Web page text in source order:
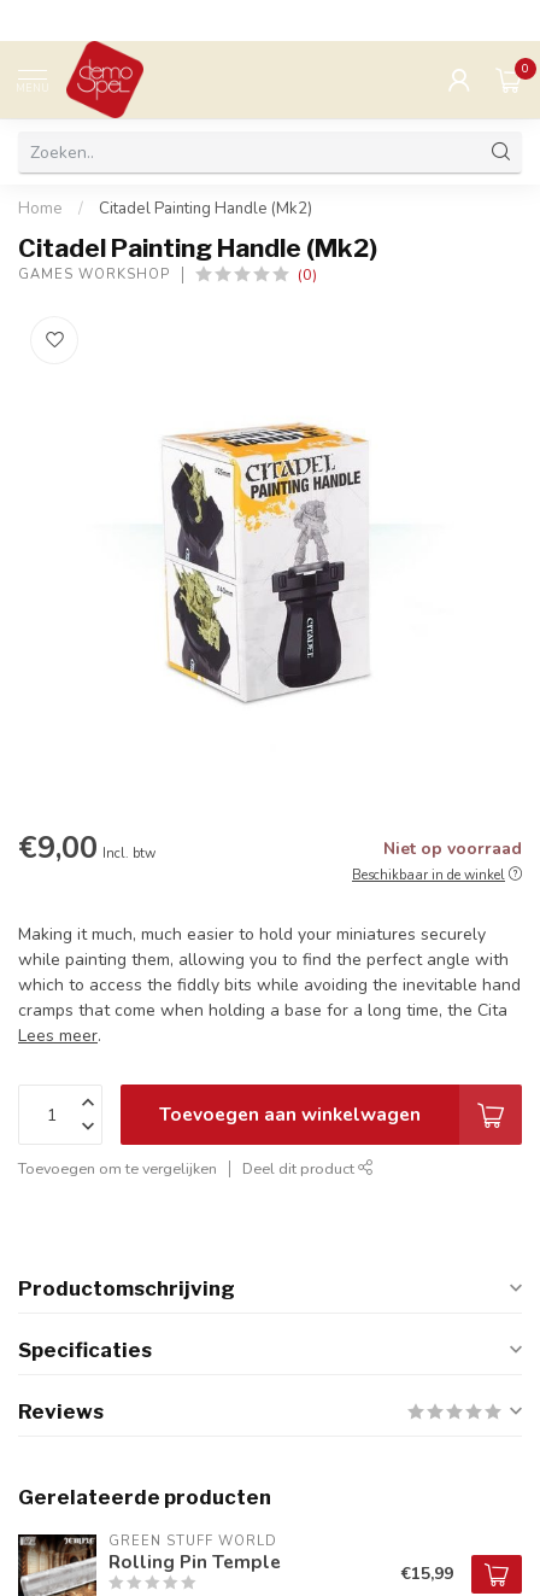
MENU
0
Home / Citadel Painting Handle (Mk2)
Citadel Painting Handle (Mk2)
GAMES WORKSHOP (0)
€9,00 Incl. btw Niet op voorraad
Beschikbaar in de winkel
Making it much, much easier to hold your miniatures securely
while painting them, allowing you to find the perfect angle with
which to access the fiddly bits while avoiding the inevitable hand
cramps that come when holding a base for a long time, the Cita
Lees meer.
Toevoegen aan winkelwagen
Toevoegen om te vergelijken Deel dit product
Productomschrijving
Specificaties
Reviews
Gerelateerde producten
GREEN STUFF WORLD
Rolling Pin Temple €15,99